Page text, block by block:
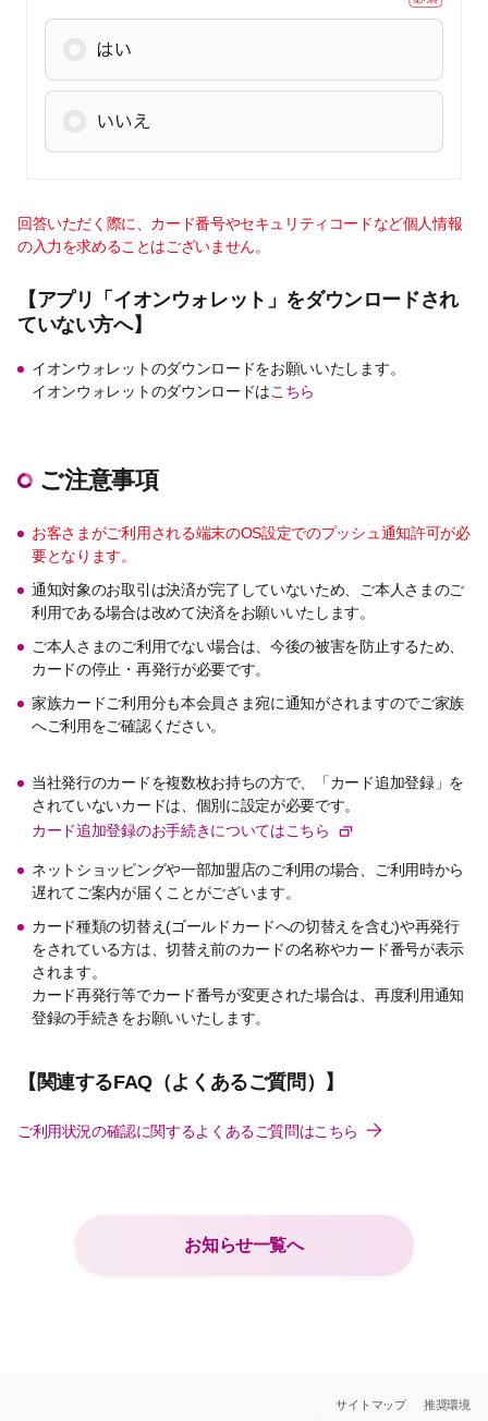
回答いただく際に、カード番号やセキュリティコードなど個人情報
の入力を求めることはございません。
【アプリ「イオンウォレット」をダウンロードされ
ていない方へ】
イオンウォレットのダウンロードをお願いいたします。
イオンウォレットのダウンロードはこちら
ご注意事項
お客さまがご利用される端末のOS設定でのプッシュ通知許可が必
要となります。
通知対象のお取引は決済が完了していないため、ご本人さまのご
利用である場合は改めて決済をお願いいたします。
ご本人さまのご利用でない場合は、今後の被害を防止するため、
カードの停止・再発行が必要です。
家族カードご利用分も本会員さま宛に通知がされますのでご家族
へご利用をご確認ください。
当社発行のカードを複数枚お持ちの方で、「カード追加登録」を
されていないカードは、個別に設定が必要です。
カード追加登録のお手続きについてはこちら
ネットショッピングや一部加盟店のご利用の場合、ご利用時から
遅れてご案内が届くことがございます。
カード種類の切替え(ゴールドカードへの切替えを含む)や再発行
をされている方は、切替え前のカードの名称やカード番号が表示
されます。
カード再発行等でカード番号が変更された場合は、再度利用通知
登録の手続きをお願いいたします。
【関連するFAQ（よくあるご質問）】
ご利用状況の確認に関するよくあるご質問はこちら
お知らせ一覧へ
サイトマップ
推奨環境